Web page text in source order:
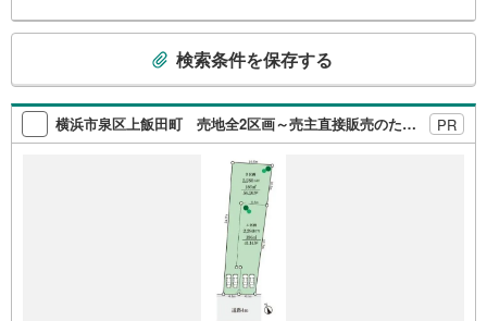
ナス】これから多くなる【教育費】住宅を買った後から始
まる【住宅ローン返済】65歳以上から必要になる【老後の
費用負担】住宅探しの【このタイミング】で不安な部分を
明確にしていきませんか？？ --------------
検
索
条
検索条件を保存する
横浜市泉区上飯田町 売地全2区画～売主直接販売のため、購入初期費用を抑えられます～ PR